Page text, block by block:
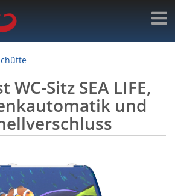
WC-Sitz SEA LIFE,
und